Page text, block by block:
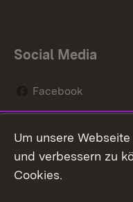
Social Media
Facebook
Social Wall
Youtube
Um unsere
und verbessern zu
Cookies.